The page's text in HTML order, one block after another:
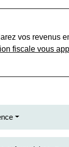
vos revenus
fiscale vous